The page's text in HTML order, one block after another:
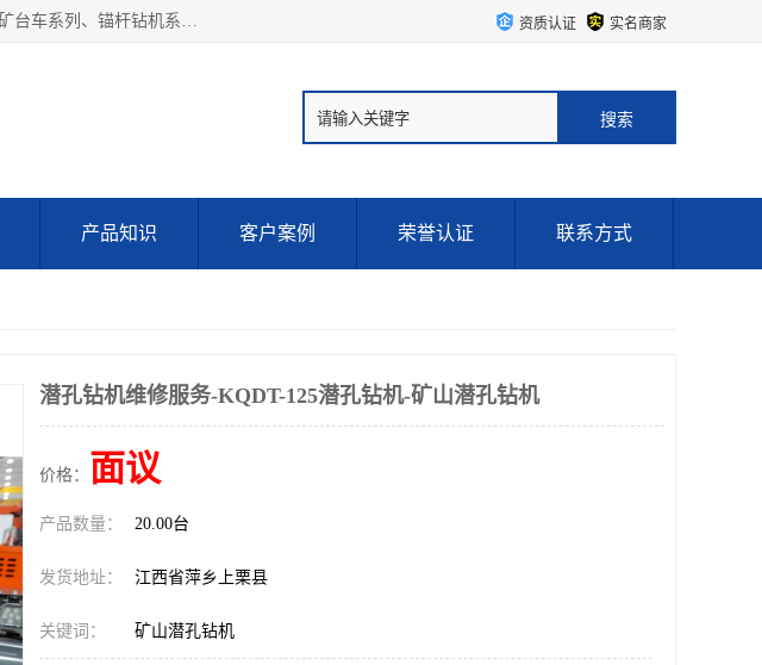
江西鑫通机械制造有限公司主营产品：履带装载机（扒渣机）系列、凿岩台车系列、湿喷台车系列、采矿台车系列、锚杆钻机系列、梭式矿车系列、电机车系列、砼搅拌运输车系列及后配套系列。公司在不断提升自身技术研发能力的同时引进德国、瑞典等国外先进技术和工艺，广泛征询用户意见，扬长避短，日趋完善和成熟，赢得了广大用户的青睐。 资质认证 实名商家
产品知识 客户案例 荣誉认证 联系方式
潜孔钻机维修服务-KQDT-125潜孔钻机-矿山潜孔钻机
价格： 面议
产品数量： 20.00台
发货地址： 江西省萍乡上栗县
关键词： 矿山潜孔钻机